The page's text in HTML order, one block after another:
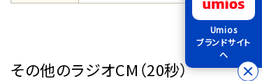
その他のラジオCM（20秒）
Umios
ブランドサイト
へ